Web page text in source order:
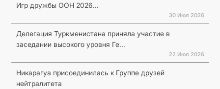
Игр дружбы ООН 2026...
30 Июл 2026
Делегация Туркменистана приняла участие в
заседании высокого уровня Ге...
22 Июл 2026
Никарагуа присоединилась к Группе друзей
нейтралитета